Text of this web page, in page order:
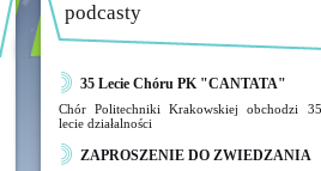
podcasty
35 Lecie Chóru PK "CANTATA"
Chór Politechniki Krakowskiej obchodzi
lecie działalności
ZAPROSZENIE DO ZWIEDZANIA